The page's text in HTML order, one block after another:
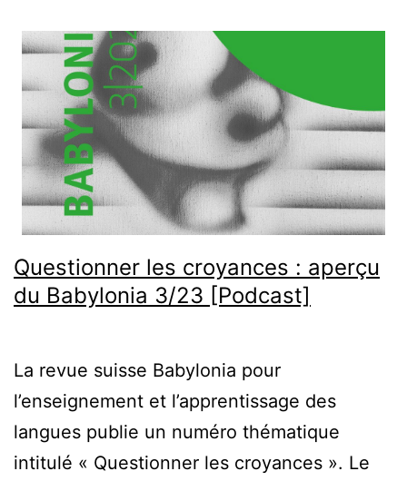
Questionner les croyances : aperçu
du Babylonia 3/23 [Podcast]
La revue suisse Babylonia pour
l’enseignement et l’apprentissage des
langues publie un numéro thématique
intitulé « Questionner les croyances ». Le